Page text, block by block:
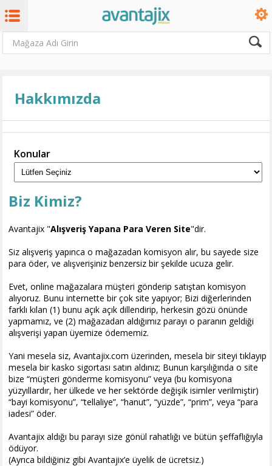
Hakkımızda
Konular
Biz Kimiz?
Avantajix "Alışveriş Yapana Para Veren Site"dir.
Siz alışveriş yapınca o mağazadan komisyon alır, bu sayede size
para öder, ve alışverişiniz benzersiz bir şekilde ucuza gelir.
Evet, online mağazalara müşteri gönderip satıştan komisyon
alıyoruz. Bunu internette bir çok site yapıyor; Bizi diğerlerinden
farklı kılan (1) bunu açık açık dillendirip, herkesin gözü önünde
yapmamız, ve (2) mağazadan aldığımız parayı o paranın geldiği
alışverişi yapan üyemize ödememiz.
Yani mesela siz, Avantajix.com üzerinden, mesela bir siteyi tıklayıp
mesela bir kasko sigortası satın aldınız; Bunun karşılığında o site
bize “müşteri gönderme komisyonu” veya (bu komisyona
yüzyıllardır, her ülkede ve her sektörde değişik isimler verilmiştir)
“bayi komisyonu”, “tellaliye”, “hanut”, “yüzde”, “prim”, veya “para
iadesi” öder.
Avantajix aldığı bu parayı size gönül rahatlığı ve bütün şeffaflığıyla
ödüyor.
(Ayrıca bildiğiniz gibi Avantajix’e üyelik de ücretsiz.)